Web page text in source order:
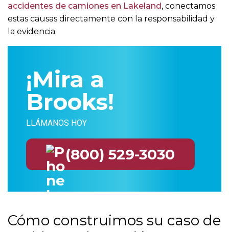
accidentes de camiones en Lakeland, conectamos
estas causas directamente con la responsabilidad y
la evidencia.
¡Mira a
Brooks!
LLÁMANOS HOY
(800) 529-3030
Cómo construimos su caso de